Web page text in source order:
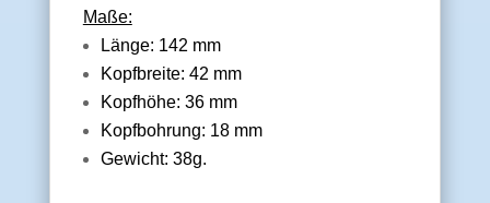
Maße:
Länge: 142 mm
Kopfbreite: 42 mm
Kopfhöhe: 36 mm
Kopfbohrung: 18 mm
Gewicht: 38g.